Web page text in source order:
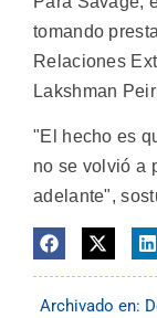
tomando
Relaciones
Lakshman
"El hecho es
no se volvió a
adelante",
Archivado en: